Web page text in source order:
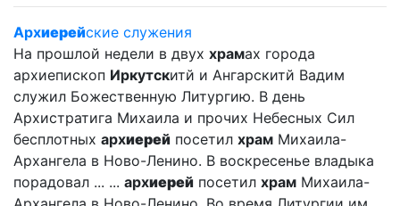
Архиерейские служения
На прошлой недели в двух храмах города
архиепископ Иркутскитй и Ангарскитй Вадим
служил Божественную Литургию. В день
Архистратига Михаила и прочих Небесных Сил
бесплотных архиерей посетил храм Михаила-
Архангела в Ново-Ленино. В воскресенье владыка
порадовал ... ... архиерей посетил храм Михаила-